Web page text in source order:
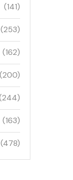
(141)
(253)
(162)
(200)
(163)
(478)